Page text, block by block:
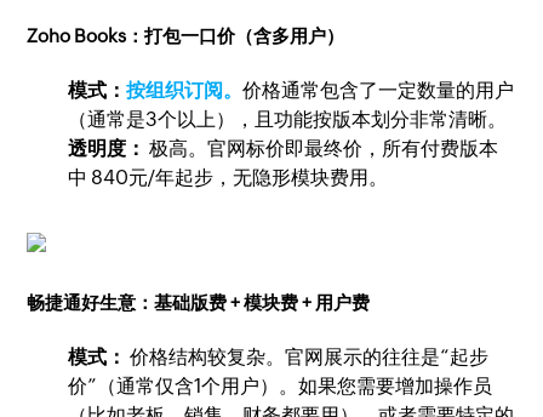
Zoho Books：打包一口价（含多用户）
模式：按组织订阅。价格通常包含了一定数量的用户
（通常是3个以上），且功能按版本划分非常清晰。
透明度： 极高。官网标价即最终价，所有付费版本
中 840元/年起步，无隐形模块费用。
畅捷通好生意：基础版费 + 模块费 + 用户费
模式： 价格结构较复杂。官网展示的往往是“起步
价”（通常仅含1个用户）。如果您需要增加操作员